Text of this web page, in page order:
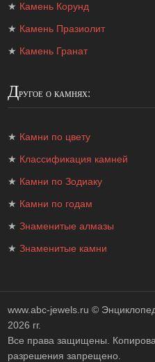
★ Камень Корунд
★ Камень Празиолит
★ Камень Гранат
Другое о камнях:
★ Камни по цвету
★ Классификация камней
★ Камни по Зодиаку
★ Камни по годам
★Знаменитые алмазы
★Знаменитые камни
www.abc-jewels.ru ©
2026 гг.
Все права защищены.
разрешения запрещено.